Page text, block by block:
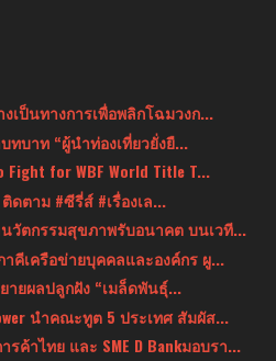
งเป็นทางการเพื่อพลิกโฉมวงก...
ทบาท “ผู้นำท่องเที่ยวยั่งยื...
Fight for WBF World Title T...
ดตาม #ซีรี่ส์ #เรื่องเล...
วัตกรรมสุขภาพรับอนาคต บนเวที...
าคีเครือข่ายบุคคลและองค์กร ผู...
ายผลปลูกฝัง “เมล็ดพันธุ์...
นำคณะทูต 5 ประเทศ สัมผัส...
รค้าไทย และ SME D Bankมอบรา...